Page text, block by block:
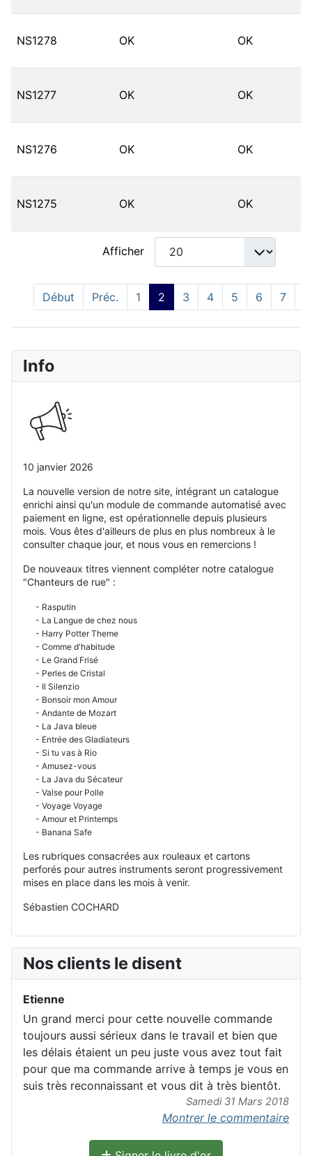
Info
10 janvier 2026
La nouvelle version de notre site, intégrant un catalogue
enrichi ainsi qu'un module de commande automatisé avec
paiement en ligne, est opérationnelle depuis plusieurs
mois. Vous êtes d'ailleurs de plus en plus nombreux à le
consulter chaque jour, et nous vous en remercions !
De nouveaux titres viennent compléter notre catalogue
"Chanteurs de rue" :
- Rasputin
- La Langue de chez nous
- Harry Potter Theme
- Comme d'habitude
- Le Grand Frisé
- Perles de Cristal
- Il Silenzio
- Bonsoir mon Amour
- Andante de Mozart
- La Java bleue
- Entrée des Gladiateurs
- Si tu vas à Rio
- Amusez-vous
- La Java du Sécateur
- Valse pour Polle
- Voyage Voyage
- Amour et Printemps
- Banana Safe
Les rubriques consacrées aux rouleaux et cartons
perforés pour autres instruments seront progressivement
mises en place dans les mois à venir.
Sébastien COCHARD
Nos clients le disent
Etienne
Un grand merci pour cette nouvelle commande
toujours aussi sérieux dans le travail et bien que
les délais étaient un peu juste vous avez tout fait
pour que ma commande arrive à temps je vous en
suis très reconnaissant et vous dit à très bientôt.
Samedi 31 Mars 2018
Montrer le commentaire
Afficher
Début Préc. 1 2 3 4 5 6 7
NS1278 OK OK
NS1277 OK OK
NS1276 OK OK
NS1275 OK OK